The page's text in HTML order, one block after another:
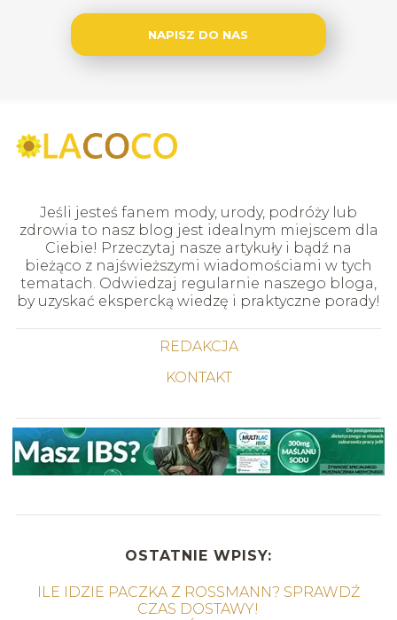
NAPISZ DO NAS
Jeśli jesteś fanem mody, urody, podróży lub
zdrowia to nasz blog jest idealnym miejscem dla
Ciebie! Przeczytaj nasze artykuły i bądź na
bieżąco z najświeższymi wiadomościami w tych
tematach. Odwiedzaj regularnie naszego bloga,
by uzyskać ekspercką wiedzę i praktyczne porady!
REDAKCJA
KONTAKT
OSTATNIE WPISY:
ILE IDZIE PACZKA Z ROSSMANN? SPRAWDŹ
CZAS DOSTAWY!